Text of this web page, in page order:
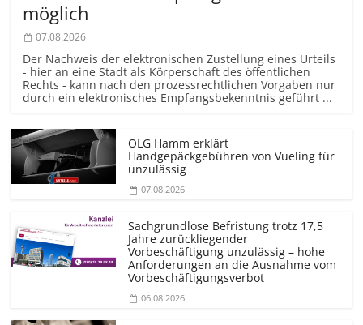
möglich
07.08.2026
Der Nachweis der elektronischen Zustellung eines Urteils
- hier an eine Stadt als Körperschaft des öffentlichen
Rechts - kann nach den prozessrechtlichen Vorgaben nur
durch ein elektronisches Empfangsbekenntnis geführt ...
OLG Hamm erklärt
Handgepäckgebühren von Vueling für
unzulässig
07.08.2026
Sachgrundlose Befristung trotz 17,5
Jahre zurückliegender
Vorbeschäftigung unzulässig – hohe
Anforderungen an die Ausnahme vom
Vorbeschäf­tigungsverbot
06.08.2026